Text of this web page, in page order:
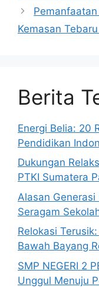
Kemasan
Berita
Energi Belia: 20
Pendidikan
Dukungan
PTKI Sumatera
Alasan
Seragam
Relokasi
Bawah Bayang
SMP NEGERI 2
Unggul Menuju